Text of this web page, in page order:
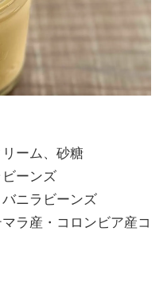
ーム、砂糖
ーンズ
ニラビーンズ
ラ産・コロンビア産コ